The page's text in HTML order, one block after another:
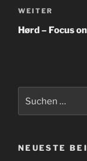
Nächster
Beitrag
WEITER
Hørd – Focus
nach:
NEUESTE